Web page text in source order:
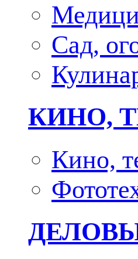
Сад,
КИНО,
Кино,